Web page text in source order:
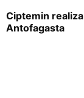
Revistas Digital
Siguenos
Ciptemin
Antofagasta